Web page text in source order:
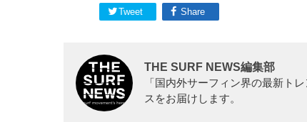
Tweet Share
THE SURF NEWS編集部
「国内外サーフィン界の最新ト
スをお届けします。